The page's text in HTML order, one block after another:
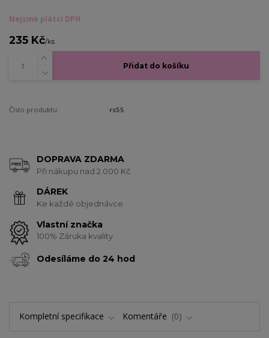
Nejsme plátci DPH
235 Kč/ks
Přidat do košíku
Číslo produktu: rs55
DOPRAVA ZDARMA
Při nákupu nad 2.000 Kč
DÁREK
Ke každé objednávce
Vlastní značka
100% Záruka kvality
Odesíláme do 24 hod
Kompletní specifikace Komentáře 0